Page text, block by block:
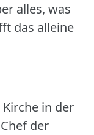
alles, was
das alleine
in der
der